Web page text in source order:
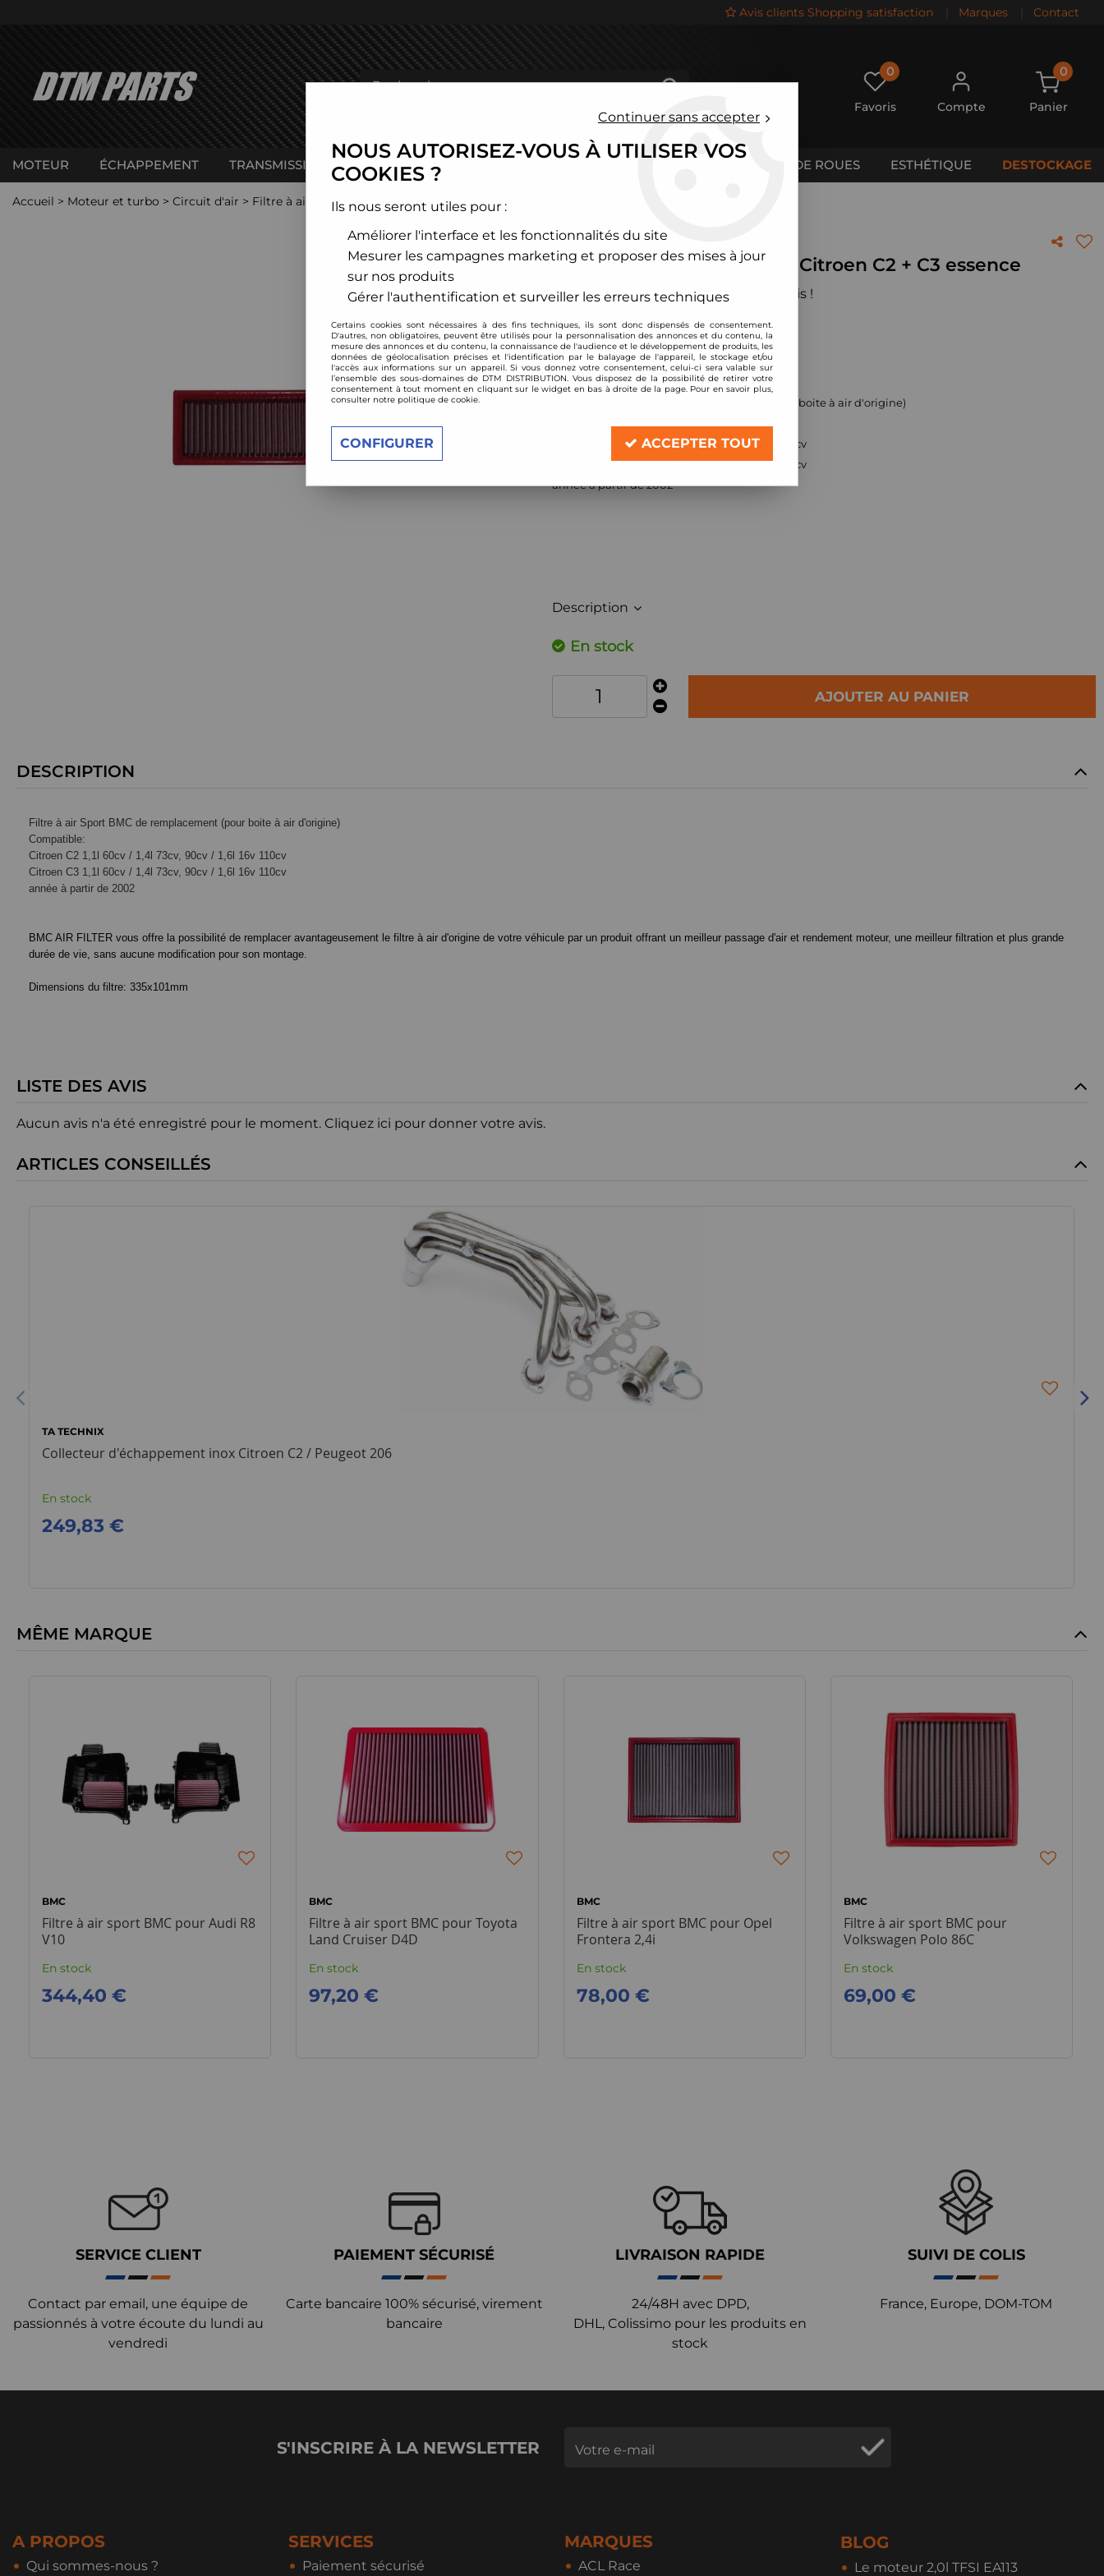
Avis clients Shopping satisfaction | Marques | Contact
0
Favoris Compte
0
Panier
MOTEUR ÉCHAPPEMENT TRANSMISSION CHÂSSIS CALES DE ROUES ESTHÉTIQUE DESTOCKAGE
Accueil > Moteur et turbo > Circuit d'air > Filtre à air sport > Citroen >C2 >Filtre à air sport BMC pour Citroen C2 + C3 essence
BMC
Filtre à air sport BMC pour Citroen C2 + C3 essence
Soyez le premier à donner votre avis !
76,80 €TTC
Réf. :315/20-
Filtre à air Sport BMC de remplacement (pour boite à air d'origine)
Citroen C2 1,1l 60cv / 1,4l 73cv, 90cv / 1,6l 16v 110cv
1,1l 60cv / 1,4l 73cv, 90cv / 1,6l 16v 110cv
année à partir de 2002
Description
En stock
AJOUTER AU PANIER
DESCRIPTION
Filtre à air Sport BMC de remplacement (pour boite à air d'origine)
Compatible:
Citroen C2 1,1l 60cv / 1,4l 73cv, 90cv / 1,6l 16v 110cv
Citroen C3 1,1l 60cv / 1,4l 73cv, 90cv / 1,6l 16v 110cv
année à partir de 2002
BMC AIR FILTER vous offre la possibilité de remplacer avantageusement le filtre à air d'origine de votre véhicule par un produit offrant un meilleur passage d'air et rendement moteur, une meilleur filtration et plus grande
durée de vie, sans aucune modification pour son montage.
Dimensions du filtre: 335x101mm
LISTE DES AVIS
Aucun avis n'a été enregistré pour le moment. Cliquez ici pour donner votre avis.
ARTICLES CONSEILLÉS
TA TECHNIX
Collecteur d'échappement inox Citroen C2 / Peugeot 206
En stock
249,83 €
MÊME MARQUE
BMC
Filtre à air sport BMC pour Audi R8
V10
En stock
344,40 €
BMC
Filtre à air sport BMC pour Toyota
Land Cruiser D4D
En stock
97,20 €
BMC
Filtre à air sport BMC pour Opel
Frontera 2,4i
En stock
78,00 €
BMC
Filtre à air sport BMC pour
Volkswagen Polo 86C
En stock
69,00 €
SERVICE CLIENT
Contact par email, une équipe de
passionnés à votre écoute du lundi au
vendredi
PAIEMENT SÉCURISÉ
Carte bancaire 100% sécurisé, virement
bancaire
LIVRAISON RAPIDE
24/48H avec DPD,
DHL, Colissimo pour les produits en
stock
SUIVI DE COLIS
France, Europe, DOM-TOM
S'INSCRIRE À LA NEWSLETTER
A PROPOS
Qui sommes-nous ?
SERVICES
Paiement sécurisé
MARQUES
ACL Race
BLOG
Le moteur 2,0l TFSI EA113
Continuer sans accepter
NOUS AUTORISEZ-VOUS À UTILISER VOS
COOKIES ?
Ils nous seront utiles pour :
Améliorer l'interface et les fonctionnalités du site
Mesurer les campagnes marketing et proposer des mises à jour
sur nos produits
Gérer l'authentification et surveiller les erreurs techniques
Certains cookies sont nécessaires à des fins techniques, ils sont donc dispensés de consentement.
D'autres, non obligatoires, peuvent être utilisés pour la personnalisation des annonces et du contenu, la
mesure des annonces et du contenu, la connaissance de l'audience et le développement de produits, les
données de géolocalisation précises et l'identification par le balayage de l'appareil, le stockage et/ou
l'accès aux informations sur un appareil. Si vous donnez votre consentement, celui-ci sera valable sur
l’ensemble des sous-domaines de DTM DISTRIBUTION. Vous disposez de la possibilité de retirer votre
consentement à tout moment en cliquant sur le widget en bas à droite de la page. Pour en savoir plus,
consulter notre politique de cookie.
CONFIGURER ACCEPTER TOUT